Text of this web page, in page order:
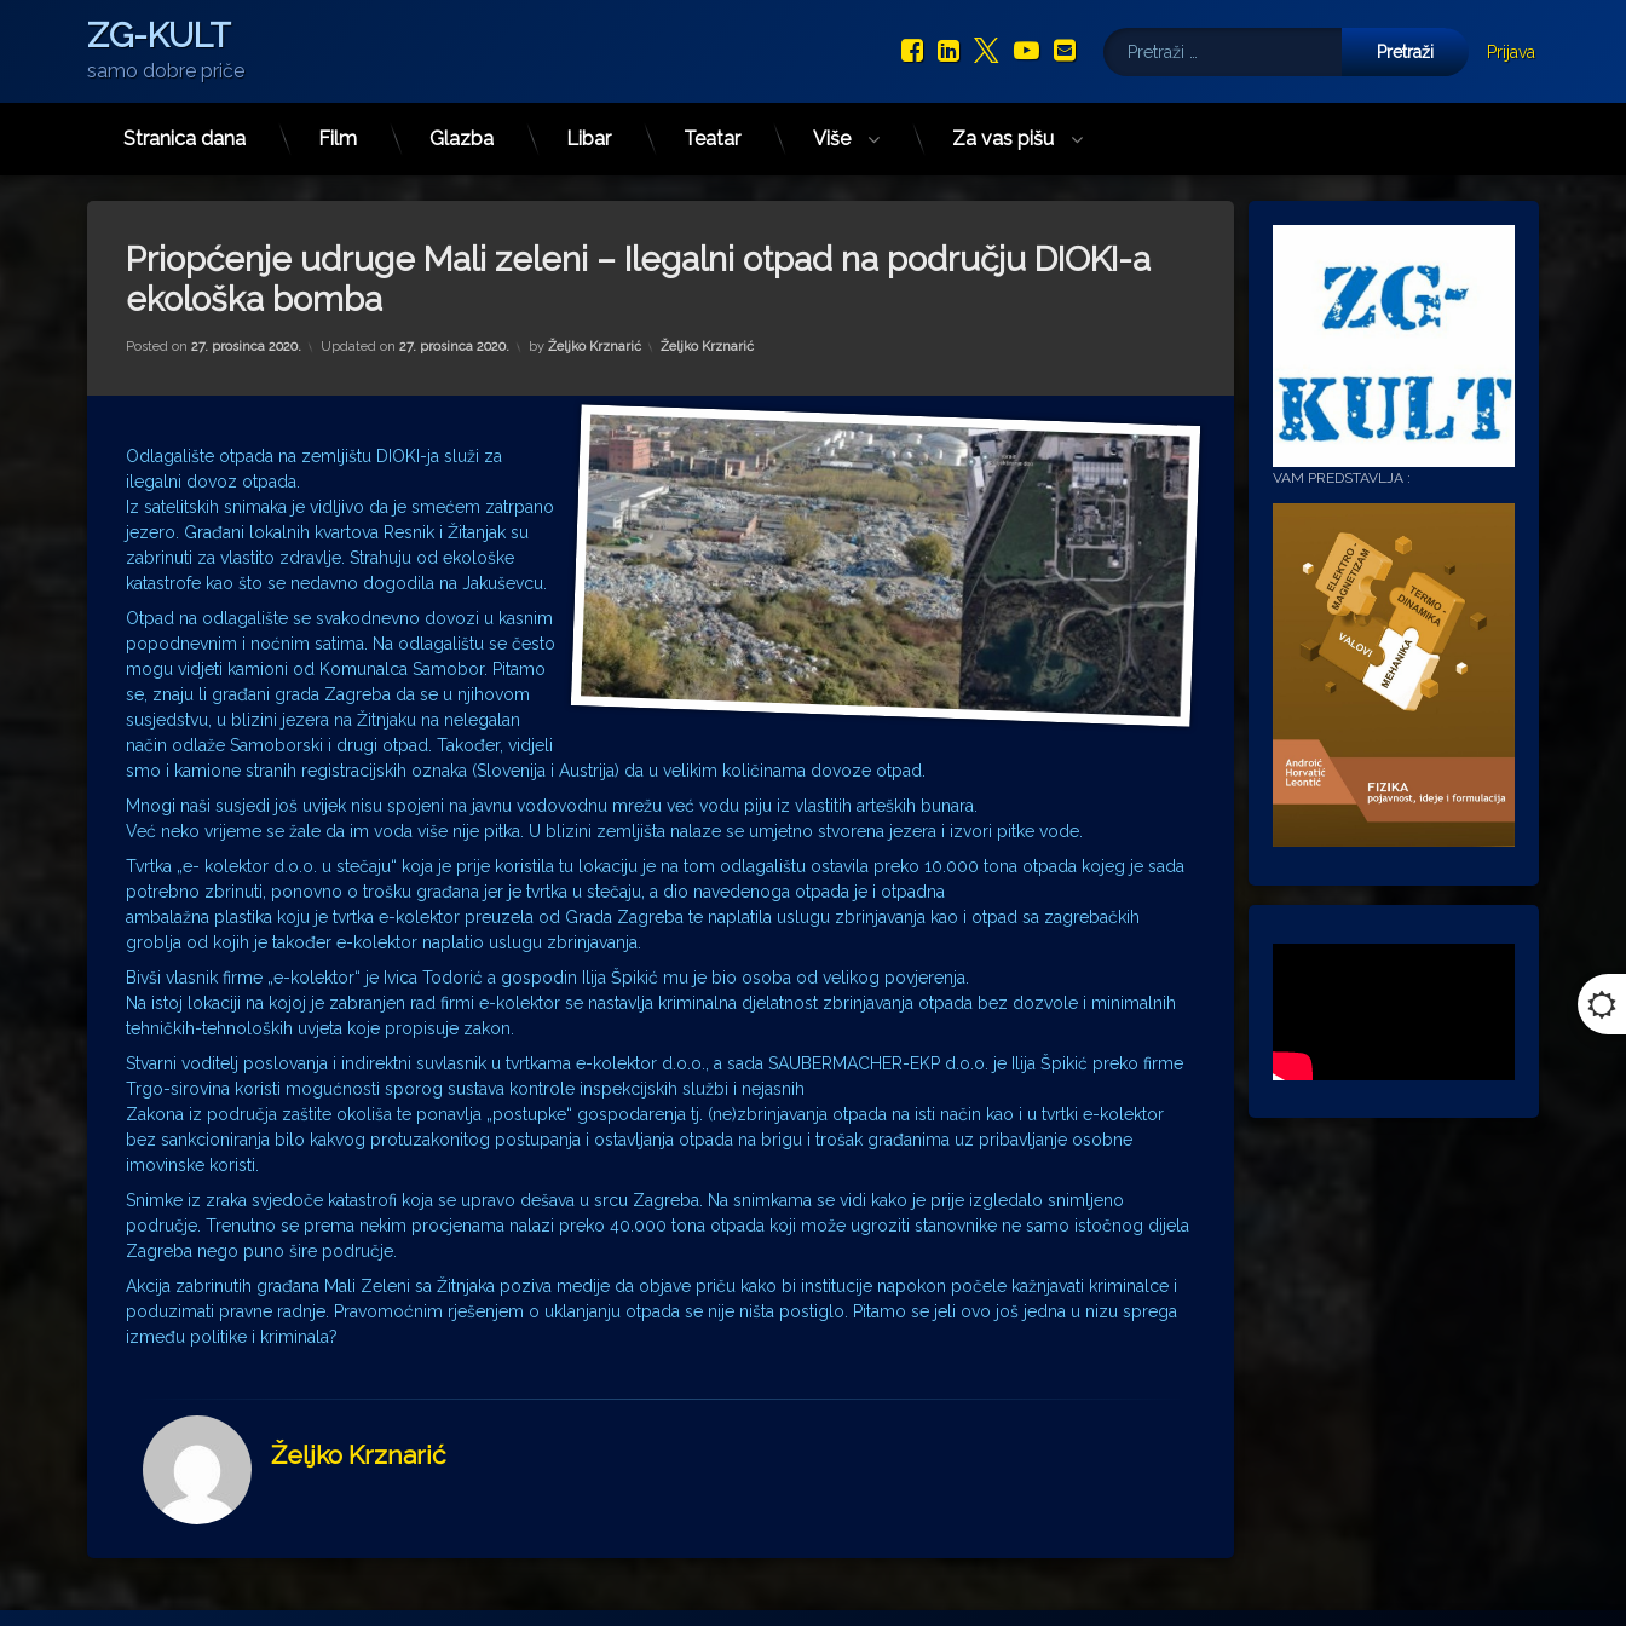
ZG-KULT
samo dobre priče
Facebook
LinkedIn
X.com
YouTube
E-mail
Pretraži:
Prijava
Stranica dana Film Glazba Libar Teatar Više Za vas pišu
Priopćenje udruge Mali zeleni – Ilegalni otpad na području DIOKI-a
ekološka bomba
Posted on 27. prosinca 2020. Updated on 27. prosinca 2020. by Željko Krznarić Kategorije:
Željko Krznarić
Odlagalište otpada na zemljištu DIOKI-ja služi za
ilegalni dovoz otpada.
Iz satelitskih snimaka je vidljivo da je smećem zatrpano
jezero. Građani lokalnih kvartova Resnik i Žitanjak su
zabrinuti za vlastito zdravlje. Strahuju od ekološke
katastrofe kao što se nedavno dogodila na Jakuševcu.
Otpad na odlagalište se svakodnevno dovozi u kasnim
popodnevnim i noćnim satima. Na odlagalištu se često
mogu vidjeti kamioni od Komunalca Samobor. Pitamo
se, znaju li građani grada Zagreba da se u njihovom
susjedstvu, u blizini jezera na Žitnjaku na nelegalan
način odlaže Samoborski i drugi otpad. Također, vidjeli
smo i kamione stranih registracijskih oznaka (Slovenija i Austrija) da u velikim količinama dovoze otpad.
Mnogi naši susjedi još uvijek nisu spojeni na javnu vodovodnu mrežu već vodu piju iz vlastitih arteških bunara.
Već neko vrijeme se žale da im voda više nije pitka. U blizini zemljišta nalaze se umjetno stvorena jezera i izvori pitke vode.
Tvrtka „e- kolektor d.o.o. u stečaju“ koja je prije koristila tu lokaciju je na tom odlagalištu ostavila preko 10.000 tona otpada kojeg je sada
potrebno zbrinuti, ponovno o trošku građana jer je tvrtka u stečaju, a dio navedenoga otpada je i otpadna
ambalažna plastika koju je tvrtka e-kolektor preuzela od Grada Zagreba te naplatila uslugu zbrinjavanja kao i otpad sa zagrebačkih
groblja od kojih je također e-kolektor naplatio uslugu zbrinjavanja.
Bivši vlasnik firme „e-kolektor“ je Ivica Todorić a gospodin Ilija Špikić mu je bio osoba od velikog povjerenja.
Na istoj lokaciji na kojoj je zabranjen rad firmi e-kolektor se nastavlja kriminalna djelatnost zbrinjavanja otpada bez dozvole i minimalnih
tehničkih-tehnoloških uvjeta koje propisuje zakon.
Stvarni voditelj poslovanja i indirektni suvlasnik u tvrtkama e-kolektor d.o.o., a sada SAUBERMACHER-EKP d.o.o. je Ilija Špikić preko firme
Trgo-sirovina koristi mogućnosti sporog sustava kontrole inspekcijskih službi i nejasnih
Zakona iz područja zaštite okoliša te ponavlja „postupke“ gospodarenja tj. (ne)zbrinjavanja otpada na isti način kao i u tvrtki e-kolektor
bez sankcioniranja bilo kakvog protuzakonitog postupanja i ostavljanja otpada na brigu i trošak građanima uz pribavljanje osobne
imovinske koristi.
Snimke iz zraka svjedoče katastrofi koja se upravo dešava u srcu Zagreba. Na snimkama se vidi kako je prije izgledalo snimljeno
područje. Trenutno se prema nekim procjenama nalazi preko 40.000 tona otpada koji može ugroziti stanovnike ne samo istočnog dijela
Zagreba nego puno šire područje.
Akcija zabrinutih građana Mali Zeleni sa Žitnjaka poziva medije da objave priču kako bi institucije napokon počele kažnjavati kriminalce i
poduzimati pravne radnje. Pravomoćnim rješenjem o uklanjanju otpada se nije ništa postiglo. Pitamo se jeli ovo još jedna u nizu sprega
između politike i kriminala?
Željko Krznarić
VAM PREDSTAVLJA :